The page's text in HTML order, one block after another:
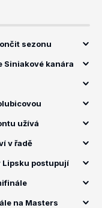
sezonu
Siniakové kanára
užívá
v řadě
Lipsku postupují
na Masters